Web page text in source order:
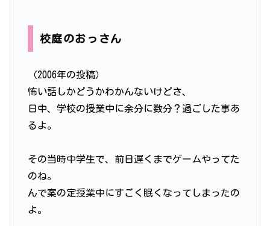
校庭のおっさん
（2006年の投稿）
怖い話しかどうかわかんないけどさ、
日中、学校の授業中に余分に数分？過ごした事あ
るよ。
その当時中学生で、前日遅くまでゲームやってた
のね。
んで案の定授業中にすごく眠くなってしまったの
よ。